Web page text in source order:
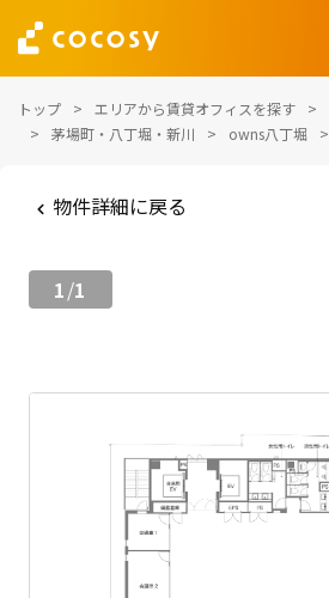
トップ エリアから賃貸オフィスを探す
茅場町・八丁堀・新川
owns八丁堀
物件詳細に戻る
1/1